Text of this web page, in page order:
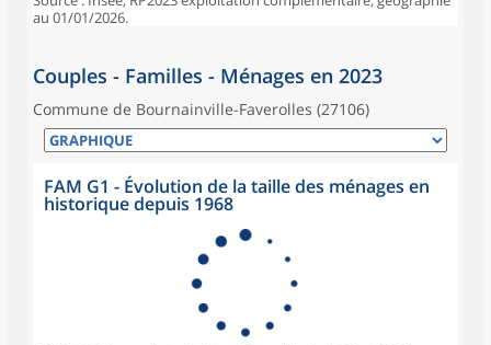
au 01/01/2026.
Couples - Familles - Ménages en 2023
Commune de Bournainville-Faverolles (27106)
FAM G1 - Évolution de la taille des ménages en
historique depuis 1968